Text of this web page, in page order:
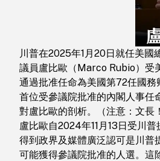
川普在2025年1月20日就任美國
議員盧比歐（Marco Rubio）受
通過批准任命為美國第72任國務
首位受參議院批准的內閣人事任
對盧比歐的剖析。（注意：文長
盧比歐自2024年11月13日受川普
得到政界及媒體廣泛認可是川普
可能獲得參議院批准的人選。這